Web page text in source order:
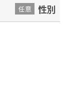
性別
任意